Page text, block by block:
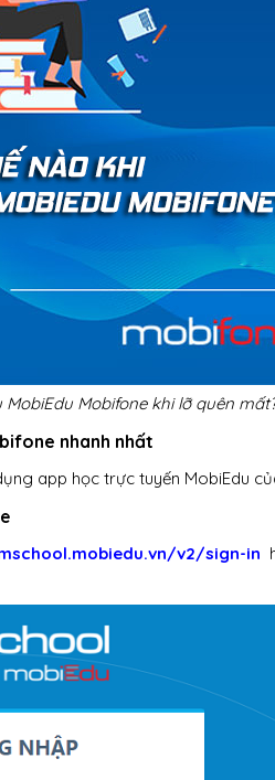
Mobifone khi lỡ quên
nhanh nhất
app học trực tuyến MobiEdu
v2/sign-in